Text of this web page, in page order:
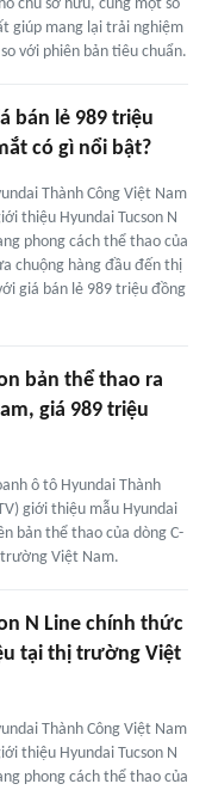
chủ sở hữu, cùng một số
giúp mang lại trải nghiệm
với phiên bản tiêu chuẩn.
bán lẻ 989 triệu
có gì nổi bật?
Thành Công Việt Nam
thiệu Hyundai Tucson N
phong cách thể thao của
chuộng hàng đầu đến thị
giá bán lẻ 989 triệu đồng
bản thể thao ra
giá 989 triệu
ô tô Hyundai Thành
giới thiệu mẫu Hyundai
bản thể thao của dòng C-
trường Việt Nam.
N Line chính thức
tại thị trường Việt
Thành Công Việt Nam
thiệu Hyundai Tucson N
phong cách thể thao của